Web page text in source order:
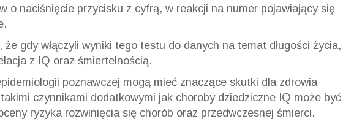
o naciśnięcie przycisku z cyfrą, w reakcji na numer pojawiający się
że gdy włączyli wyniki tego testu do danych na temat długości życia,
z IQ oraz śmiertelnością.
poznawczej mogą mieć znaczące skutki dla zdrowia
czynnikami dodatkowymi jak choroby dziedziczne IQ może być
ryzyka rozwinięcia się chorób oraz przedwczesnej śmierci.